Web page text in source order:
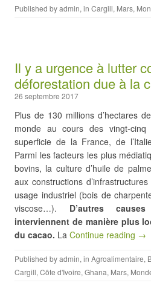
Published byadmin, in Cargill, Mars,
Il y a urgence à lutter
déforestation due à la
26 septembre 2017
Plus de 130 millions d’hectares
monde au cours des vingt-
superficie de la France, de
Parmi les facteurs les plus
bovins, la culture d’huile de
aux constructions
usage industriel (bois de
viscose…). D’autres
interviennent de manière plus
du cacao. La Continue reading →
Published byadmin, in Agroalimentaire,
Cargill, Côte d'Ivoire, Ghana, Mars,